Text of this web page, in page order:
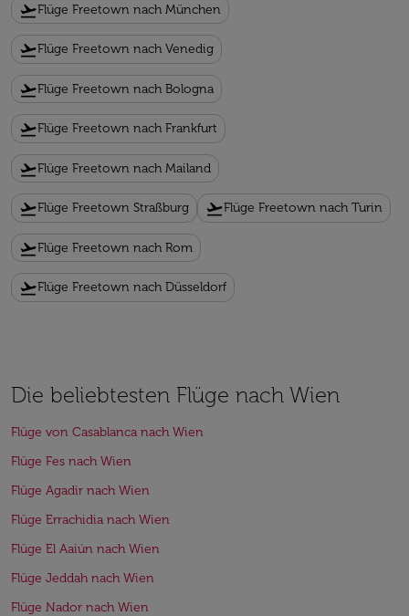
flight_takeoffFlüge Freetown nach München
flight_takeoffFlüge Freetown nach Venedig
flight_takeoffFlüge Freetown nach Bologna
flight_takeoffFlüge Freetown nach Frankfurt
flight_takeoffFlüge Freetown nach Mailand
flight_takeoffFlüge Freetown Straßburg flight_takeoffFlüge Freetown nach Turin
flight_takeoffFlüge Freetown nach Rom
flight_takeoffFlüge Freetown nach Düsseldorf
Die beliebtesten Flüge nach Wien
Flüge von Casablanca nach Wien
Flüge Fes nach Wien
Flüge Agadir nach Wien
Flüge Errachidia nach Wien
Flüge El Aaiún nach Wien
Flüge Jeddah nach Wien
Flüge Nador nach Wien